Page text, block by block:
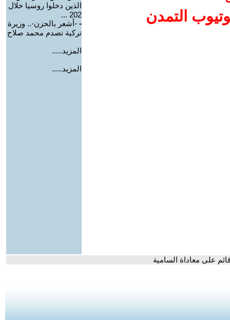
التمدن
الذين دخلوا روسيا خلال
202 ...
- -أشعر بالحزن-.. وزيرة
تركية تصدم محمد صلاح
المزيد.....
المزيد.....
على معاداة السامية